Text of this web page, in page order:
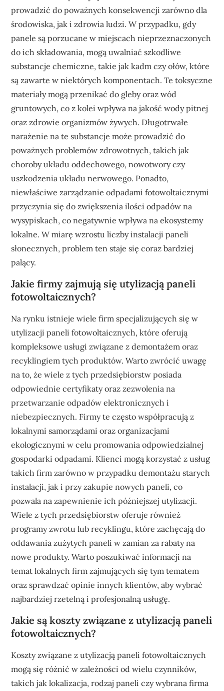
prowadzić do poważnych konsekwencji zarówno dla
środowiska, jak i zdrowia ludzi. W przypadku, gdy
panele są porzucane w miejscach nieprzeznaczonych
do ich składowania, mogą uwalniać szkodliwe
substancje chemiczne, takie jak kadm czy ołów, które
są zawarte w niektórych komponentach. Te toksyczne
materiały mogą przenikać do gleby oraz wód
gruntowych, co z kolei wpływa na jakość wody pitnej
oraz zdrowie organizmów żywych. Długotrwałe
narażenie na te substancje może prowadzić do
poważnych problemów zdrowotnych, takich jak
choroby układu oddechowego, nowotwory czy
uszkodzenia układu nerwowego. Ponadto,
niewłaściwe zarządzanie odpadami fotowoltaicznymi
przyczynia się do zwiększenia ilości odpadów na
wysypiskach, co negatywnie wpływa na ekosystemy
lokalne. W miarę wzrostu liczby instalacji paneli
słonecznych, problem ten staje się coraz bardziej
palący.
Jakie firmy zajmują się utylizacją paneli
fotowoltaicznych?
Na rynku istnieje wiele firm specjalizujących się w
utylizacji paneli fotowoltaicznych, które oferują
kompleksowe usługi związane z demontażem oraz
recyklingiem tych produktów. Warto zwrócić uwagę
na to, że wiele z tych przedsiębiorstw posiada
odpowiednie certyfikaty oraz zezwolenia na
przetwarzanie odpadów elektronicznych i
niebezpiecznych. Firmy te często współpracują z
lokalnymi samorządami oraz organizacjami
ekologicznymi w celu promowania odpowiedzialnej
gospodarki odpadami. Klienci mogą korzystać z usług
takich firm zarówno w przypadku demontażu starych
instalacji, jak i przy zakupie nowych paneli, co
pozwala na zapewnienie ich późniejszej utylizacji.
Wiele z tych przedsiębiorstw oferuje również
programy zwrotu lub recyklingu, które zachęcają do
oddawania zużytych paneli w zamian za rabaty na
nowe produkty. Warto poszukiwać informacji na
temat lokalnych firm zajmujących się tym tematem
oraz sprawdzać opinie innych klientów, aby wybrać
najbardziej rzetelną i profesjonalną usługę.
Jakie są koszty związane z utylizacją paneli
fotowoltaicznych?
Koszty związane z utylizacją paneli fotowoltaicznych
mogą się różnić w zależności od wielu czynników,
takich jak lokalizacja, rodzaj paneli czy wybrana firma